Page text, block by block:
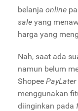
belanja online
sale yang
harga yang
Nah, saat ada
namun belum
Shopee PayLater
menggunakan
diinginkan pada